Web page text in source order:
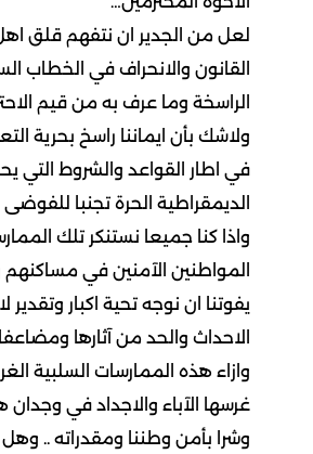
لعل من الجدير ان نتفهم قلق
القانون والانحراف في الخطاب
الراسخة وما عرف به من قيم
ولاشك بأن ايماننا راسخ بحرية
في اطار القواعد والشروط التي
الديمقراطية الحرة تجنبا
واذا كنا جميعا نستنكر تلك
المواطنين الآمنين في مساكنهم
يفوتنا ان نوجه تحية اكبار
الاحداث والحد من آثارها
وازاء هذه الممارسات السلبية
غرسها الآباء والاجداد في وجدان
وشرا بأمن وطننا ومقدراته ..